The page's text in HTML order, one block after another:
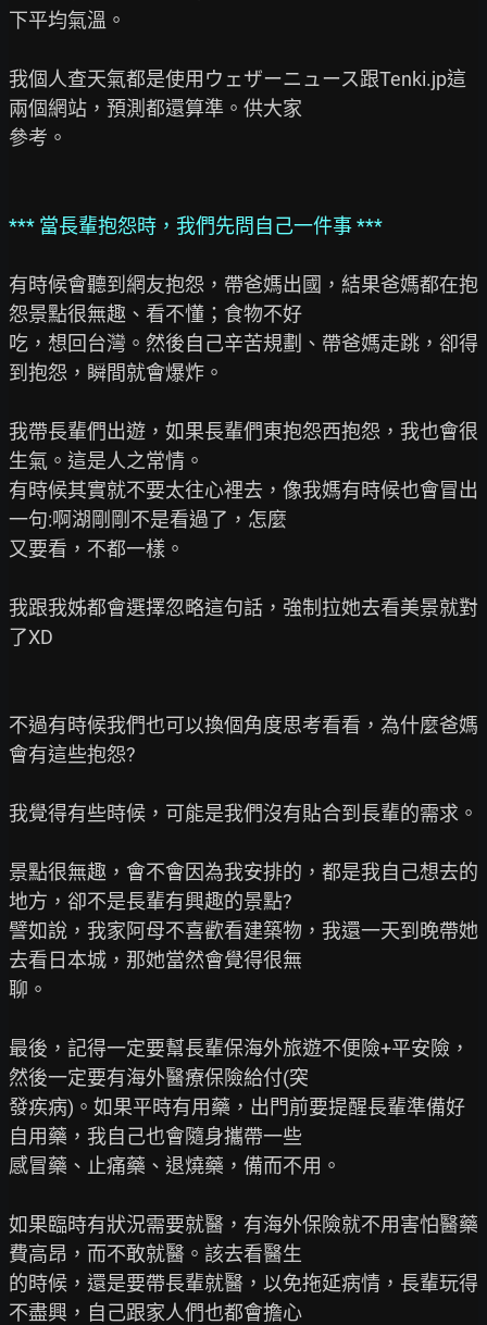
下平均氣溫。
我個人查天氣都是使用ウェザーニュース跟Tenki.jp這
兩個網站，預測都還算準。供大家
參考。
*** 當長輩抱怨時，我們先問自己一件事 ***
有時候會聽到網友抱怨，帶爸媽出國，結果爸媽都在抱
怨景點很無趣、看不懂；食物不好
吃，想回台灣。然後自己辛苦規劃、帶爸媽走跳，卻得
到抱怨，瞬間就會爆炸。
我帶長輩們出遊，如果長輩們東抱怨西抱怨，我也會很
生氣。這是人之常情。
有時候其實就不要太往心裡去，像我媽有時候也會冒出
一句:啊湖剛剛不是看過了，怎麼
又要看，不都一樣。
我跟我姊都會選擇忽略這句話，強制拉她去看美景就對
了XD
不過有時候我們也可以換個角度思考看看，為什麼爸媽
會有這些抱怨?
我覺得有些時候，可能是我們沒有貼合到長輩的需求。
景點很無趣，會不會因為我安排的，都是我自己想去的
地方，卻不是長輩有興趣的景點?
譬如說，我家阿母不喜歡看建築物，我還一天到晚帶她
去看日本城，那她當然會覺得很無
聊。
最後，記得一定要幫長輩保海外旅遊不便險+平安險，
然後一定要有海外醫療保險給付(突
發疾病)。如果平時有用藥，出門前要提醒長輩準備好
自用藥，我自己也會隨身攜帶一些
感冒藥、止痛藥、退燒藥，備而不用。
如果臨時有狀況需要就醫，有海外保險就不用害怕醫藥
費高昂，而不敢就醫。該去看醫生
的時候，還是要帶長輩就醫，以免拖延病情，長輩玩得
不盡興，自己跟家人們也都會擔心